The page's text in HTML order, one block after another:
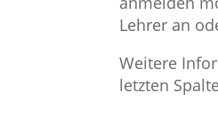
Lehrer an
Weitere
letzten